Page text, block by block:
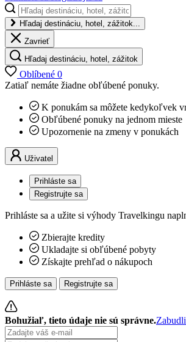
Hľadaj destináciu, hotel, zážitok...
Zavrieť
Hľadaj destináciu, hotel, zážitok
Oblíbené 0
Zatiaľ nemáte žiadne obľúbené ponuky.
K ponukám sa môžete kedykoľvek
Obľúbené ponuky na jednom mieste
Upozornenie na zmeny v ponukách
Uživatel
Prihláste sa
Registrujte sa
Prihláste sa a užite si výhody Travelkingu
Zbierajte kredity
Ukladajte si obľúbené pobyty
Získajte prehľad o nákupoch
Prihláste sa Registrujte sa
Bohužiaľ, tieto údaje nie sú správne.